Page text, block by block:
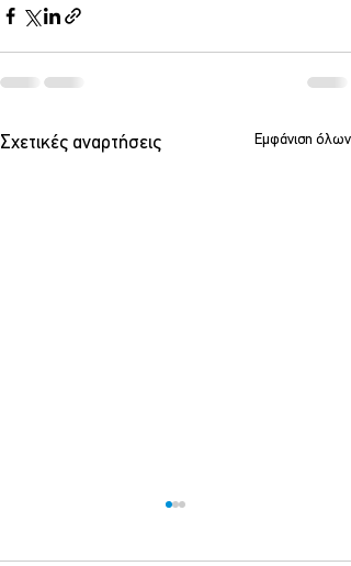
Σχετικές αναρτήσεις Εμφάνιση όλων